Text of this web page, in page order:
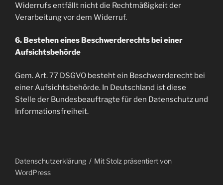
Widerrufs entfällt nicht die Rechtmäßigkeit der
Verarbeitung vor dem Widerruf.
6. Bestehen eines Beschwerderechts bei einer
Aufsichtsbehörde
Gem. Art. 77 DSGVO besteht ein Beschwerderecht bei
einer Aufsichtsbehörde. In Deutschland ist diese
Stelle der Bundesbeauftragte für den Datenschutz und
Informationsfreiheit.
Datenschutzerklärung
Mit Stolz präsentiert von
WordPress